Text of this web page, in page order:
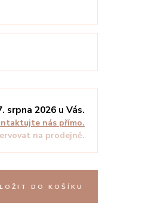
srpna 2026 u Vás.
nás přímo.
na prodejně.
DO KOŠÍKU